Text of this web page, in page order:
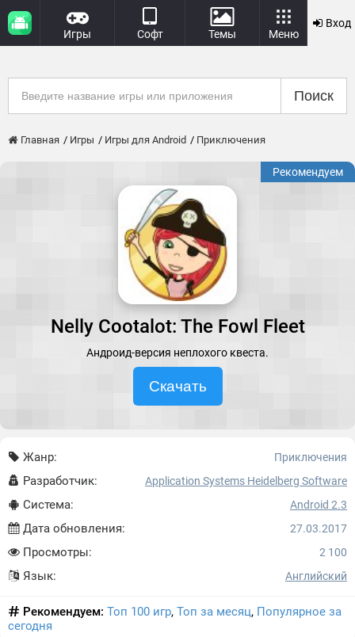
Игры Софт Темы Меню
Вход
Поиск
Главная Игры Игры для Android Приключения
Рекомендуем
Nelly Cootalot: The Fowl Fleet
Андроид-версия неплохого квеста.
Скачать
Жанр: Приключения
Разработчик: Application Systems Heidelberg Software
Система: Android 2.3
Дата обновления: 27.03.2017
Просмотры: 2 100
Язык: Английский
Рекомендуем: Топ 100 игр, Топ за месяц, Популярное за
сегодня